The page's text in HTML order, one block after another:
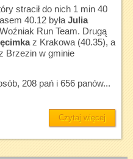
stracił do nich 1 min 40
40.12 była Julia
Run Team. Drugą
z Krakowa (40.35), a
Brzezin w gminie
208 pań i 656 panów...
Czytaj więcej